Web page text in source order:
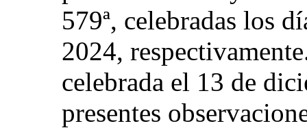
579ª, celebradas los
2024,
celebrada el 13 de
presentes